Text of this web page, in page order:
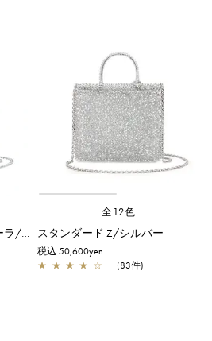
スタンダード ミニアトゥーラ/シルバー
全12色
スタンダード Z/シルバー
税込 50,600yen
★ ★ ★ ★ ☆ (83件)